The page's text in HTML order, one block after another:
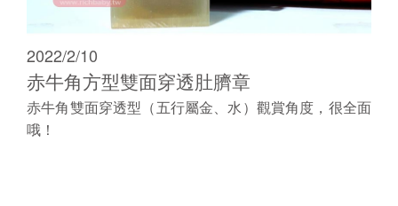
2022/2/10
赤牛角方型雙面穿透肚臍章
赤牛角雙面穿透型（五行屬金、水）觀賞角度，很全面
哦！